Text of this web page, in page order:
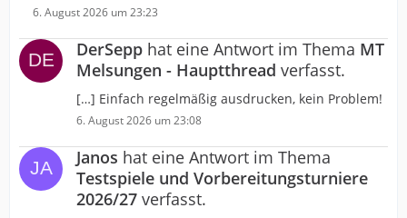
6. August 2026 um 23:23
DerSepp hat eine Antwort im Thema MT
Melsungen - Hauptthread verfasst.
[…] Einfach regelmäßig ausdrucken, kein Problem!
6. August 2026 um 23:08
Janos hat eine Antwort im Thema
Testspiele und Vorbereitungsturniere
2026/27 verfasst.